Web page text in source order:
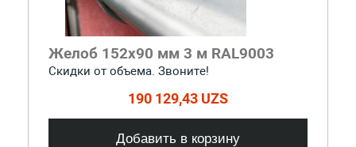
Желоб 152x90 мм 3 м RAL9003
Скидки от объема. Звоните!
190 129,43 UZS
Добавить в корзину